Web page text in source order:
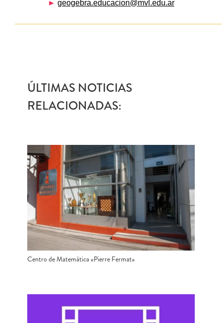
► geogebra.educacion@mvl .edu.ar
ÚLTIMAS NOTICIAS
RELACIONADAS:
Centro de Matemática «Pierre Fermat»